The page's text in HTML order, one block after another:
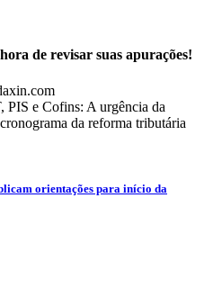
de revisar suas apurações!
PIS e Cofins: A urgência da
da reforma tributária
orientações para início da